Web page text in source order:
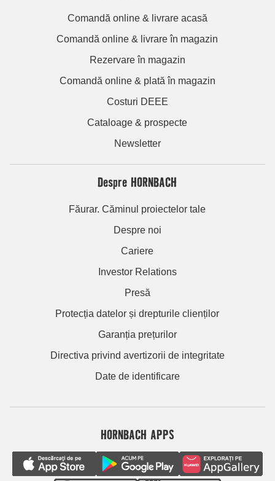
Comandă online & livrare acasă
Comandă online & livrare în magazin
Rezervare în magazin
Comandă online & plată în magazin
Costuri DEEE
Cataloage & prospecte
Newsletter
Despre HORNBACH
Făurar. Căminul proiectelor tale
Despre noi
Cariere
Investor Relations
Presă
Protecția datelor și drepturile clienților
Garanția prețurilor
Directiva privind avertizorii de integritate
Date de identificare
HORNBACH APPS